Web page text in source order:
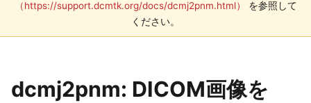
（https://support.dcmtk.org/docs/dcmj2pnm.html）
を参照して
ください。
dcmj2pnm: DICOM画像を